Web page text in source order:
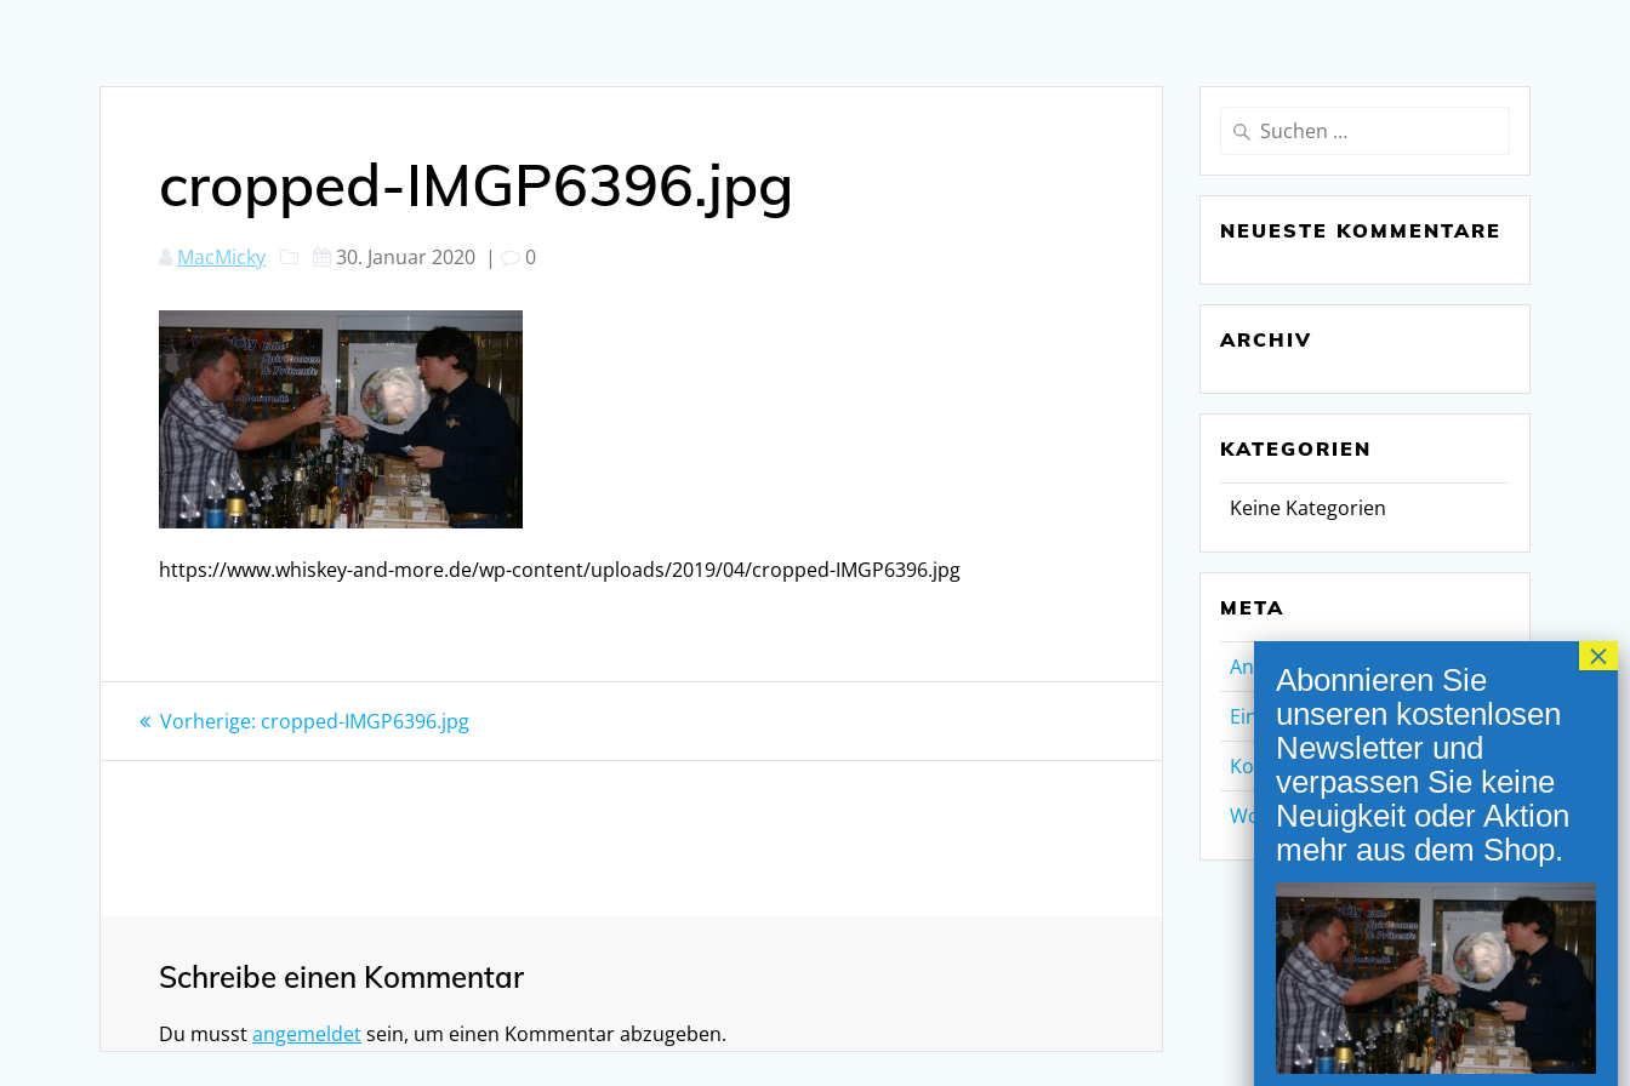
cropped-IMGP6396.jpg
MacMicky 30. Januar 2020 | 0
https://www.whiskey-and-more.de/wp-content/uploads/2019/04/cropped-IMGP6396.jpg
Beitragsnavigation
Vorherige: Vorheriger
cropped-IMGP6396.jpg
Schreibe einen Kommentar
Du musstangemeldetsein, um einen Kommentar abzugeben.
Suchen
NEUESTE KOMMENTARE
ARCHIV
KATEGORIEN
Keine Kategorien
META
Anmelden
Eintrags-Feed
Kommentar-Feed
WordPress.org
NEWSLETTER ANMELDUNG